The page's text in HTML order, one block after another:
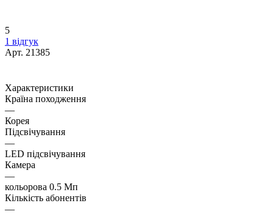
5
1 відгук
Арт. 21385
Характеристики
Країна походження
—
Корея
Підсвічування
—
LED підсвічування
Камера
—
кольорова 0.5 Мп
Кількість абонентів
—